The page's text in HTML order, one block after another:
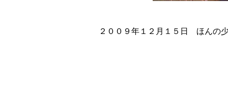
２００９年１２月１５日 ほんの